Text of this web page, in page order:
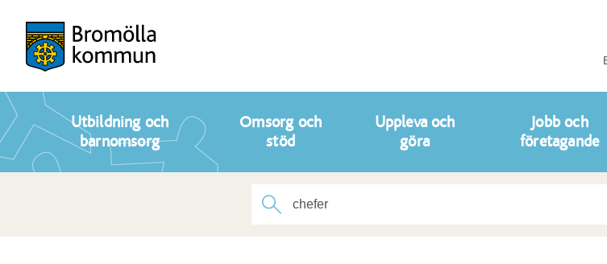
Utbildning och
barnomsorg
Omsorg och
stöd
Uppleva och
göra
Jobb och
företagande